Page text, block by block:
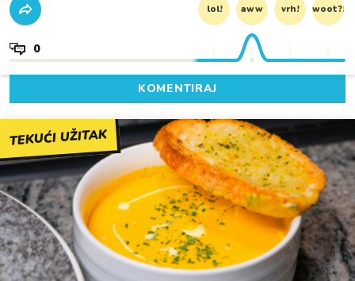
lol! aww vrh! woot?!
0
KOMENTIRAJ
TEKUĆI UŽITAK